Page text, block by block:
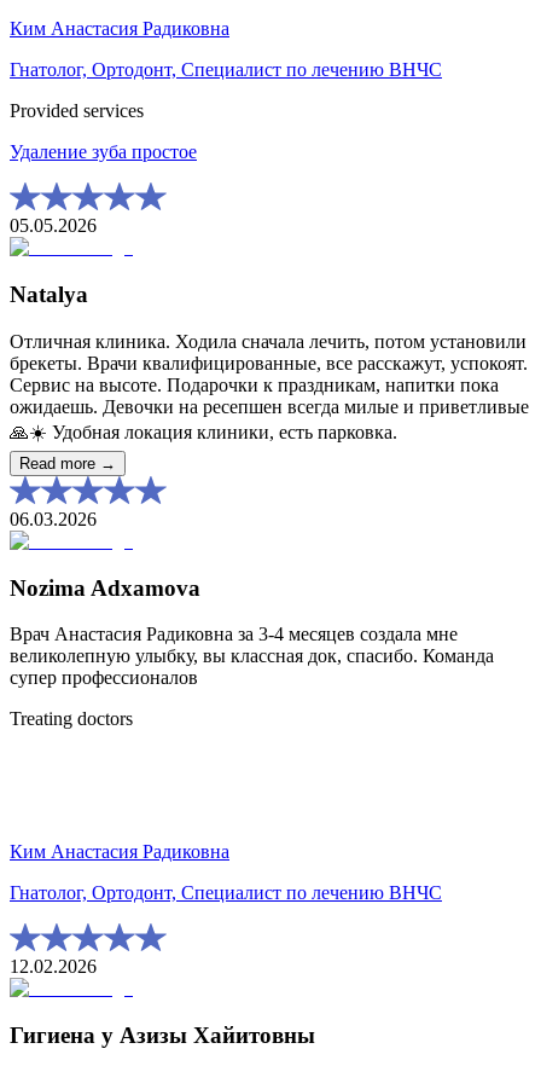
Ким Анастасия Радиковна
Гнатолог, Ортодонт, Специалист по лечению ВНЧС
Provided services
Удаление зуба простое
05.05.2026
Natalya
Отличная клиника. Ходила сначала лечить, потом установили
брекеты. Врачи квалифицированные, все расскажут, успокоят.
Сервис на высоте. Подарочки к праздникам, напитки пока
ожидаешь. Девочки на ресепшен всегда милые и приветливые
🙏☀️ Удобная локация клиники, есть парковка.
Read more →
06.03.2026
Nozima Adxamova
Врач Анастасия Радиковна за 3-4 месяцев создала мне
великолепную улыбку, вы классная док, спасибо. Команда
супер профессионалов
Treating doctors
Ким Анастасия Радиковна
Гнатолог, Ортодонт, Специалист по лечению ВНЧС
12.02.2026
Гигиена у Азизы Хайитовны